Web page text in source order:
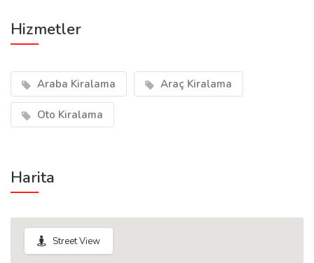
Hizmetler
Araba Kiralama Araç Kiralama
Oto Kiralama
Harita
Street View